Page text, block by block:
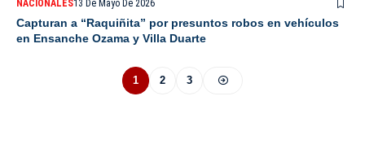
NACIONALES13 De Mayo De 2026
Capturan a “Raquiñita” por presuntos robos en vehículos
en Ensanche Ozama y Villa Duarte
1 2 3